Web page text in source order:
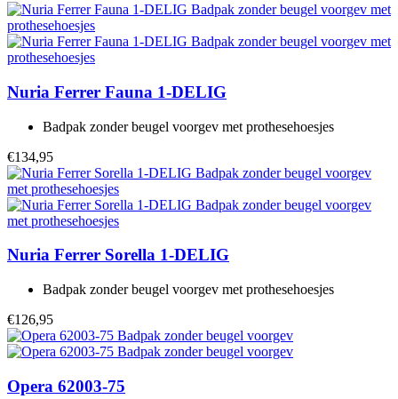
Nuria Ferrer Fauna 1-DELIG
Badpak zonder beugel voorgev met prothesehoesjes
€134,95
Nuria Ferrer Sorella 1-DELIG
Badpak zonder beugel voorgev met prothesehoesjes
€126,95
Opera 62003-75